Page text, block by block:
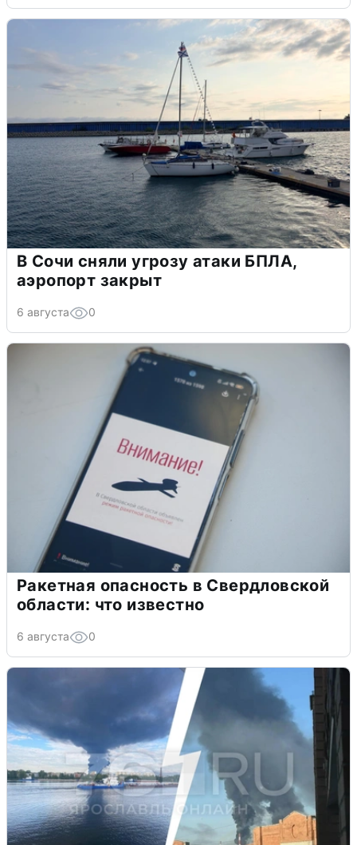
В Сочи сняли угрозу атаки БПЛА,
аэропорт закрыт
6 августа 0
Ракетная опасность в Свердловской
области: что известно
6 августа 0